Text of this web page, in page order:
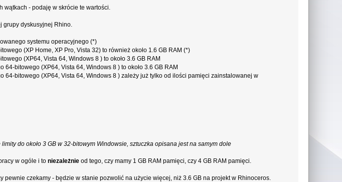
- podaję w skrócie te wartości.
grupy dyskusyjnej Rhino.
systemu operacyjnego (*)
(XP Home, XP Pro, Vista 32) to również około 1.6 GB RAM (*)
(XP64, Vista 64, Windows 8 ) to około 3.6 GB RAM
bitowego (XP64, Vista 64, Windows 8 ) to około 3.6 GB RAM
64-bitowego (XP64, Vista 64, Windows 8 ) zależy już tylko od ilości pamięci zainstalowanej w
do około 3 GB w 32-bitowym Windowsie, sztuczka opisana jest na samym dole
w ogóle i toniezależnieod tego, czy mamy 1 GB RAM pamięci, czy 4 GB RAM pamięci.
czekamy - będzie w stanie pozwolić na użycie więcej, niż 3.6 GB na projekt w Rhinoceros.